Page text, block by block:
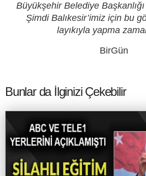
Büyükşehir Belediye
Şimdi Balıkesir’imiz için bu
layıkıyla yapma
BirGün
Bunlar da İlginizi Çekebilir